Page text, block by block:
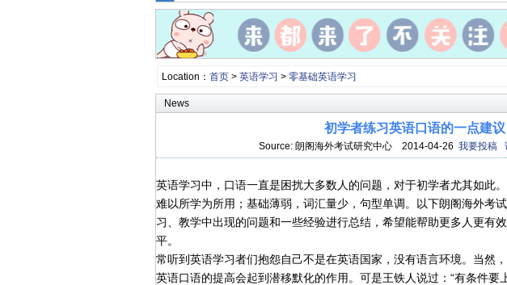
Location： 首页> 英语学习 > 零基础英语学习
News
初学者练习英语口语的一点建议
Source: 朗阁海外考试研究中心 2014-04-26 我要投稿
英语学习中，口语一直是困扰大多数人的问题，对于初学者尤其如此
难以所学为所用；基础薄弱，词汇量少，句型单调。以下朗阁海外考
习、教学中出现的问题和一些经验进行总结，希望能帮助更多人更有
平。
常听到英语学习者们抱怨自己不是在英语国家，没有语言环境。当然
英语口语的提高会起到潜移默化的作用。可是王铁人说过：“有条件要